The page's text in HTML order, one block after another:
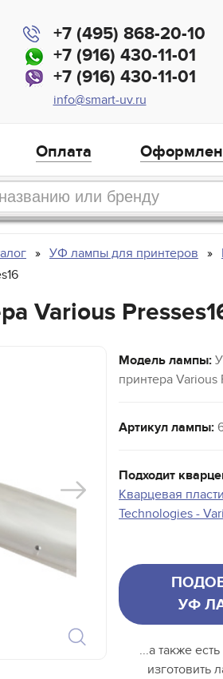
+7 (495) 868-20-10
+7 (916) 430-11-01
+7 (916) 430-11-01
info@smart-uv.ru
Оплата
УФ лампы для принтеров
Various
Модель лампы:
принтера Various
Артикул лампы:
Подходит
Кварцевая
Technologies -
УФ
...а также
изготовить